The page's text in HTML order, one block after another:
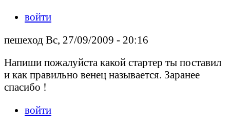
войти
пешеход Вс, 27/09/2009 - 20:16
Напиши пожалуйста какой стартер ты поставил
и как правильно венец называется. Заранее
спасибо !
войти